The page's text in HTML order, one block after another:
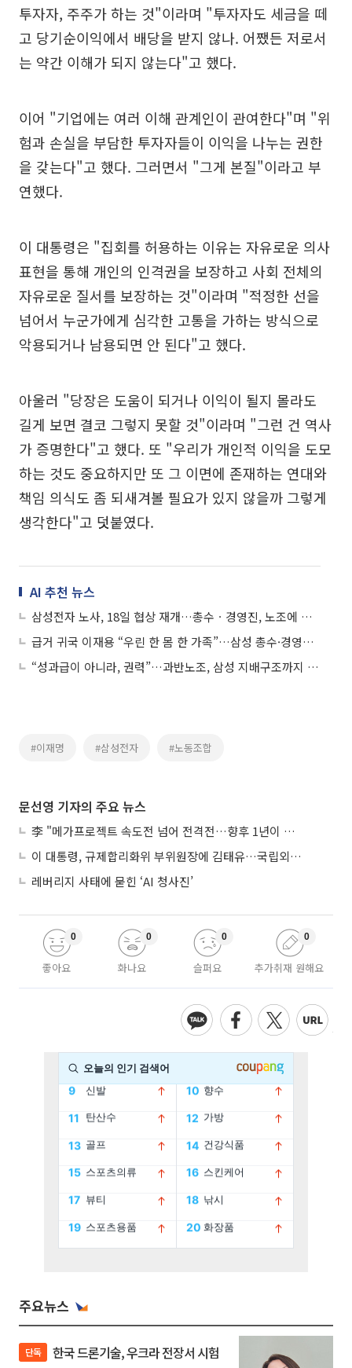
투자자, 주주가 하는 것"이라며 "투자자도 세금을 떼
고 당기순이익에서 배당을 받지 않나. 어쨌든 저로서
는 약간 이해가 되지 않는다"고 했다.
이어 "기업에는 여러 이해 관계인이 관여한다"며 "위
험과 손실을 부담한 투자자들이 이익을 나누는 권한
을 갖는다"고 했다. 그러면서 "그게 본질"이라고 부
연했다.
이 대통령은 "집회를 허용하는 이유는 자유로운 의사
표현을 통해 개인의 인격권을 보장하고 사회 전체의
자유로운 질서를 보장하는 것"이라며 "적정한 선을
넘어서 누군가에게 심각한 고통을 가하는 방식으로
악용되거나 남용되면 안 된다"고 했다.
아울러 "당장은 도움이 되거나 이익이 될지 몰라도
길게 보면 결코 그렇지 못할 것"이라며 "그런 건 역사
가 증명한다"고 했다. 또 "우리가 개인적 이익을 도모
하는 것도 중요하지만 또 그 이면에 존재하는 연대와
책임 의식도 좀 되새겨볼 필요가 있지 않을까 그렇게
생각한다"고 덧붙였다.
AI 추천 뉴스
삼성전자 노사, 18일 협상 재개…총수ㆍ경영진, 노조에 잇단 대화 손짓
급거 귀국 이재용 “우린 한 몸 한 가족”…삼성 총수·경영진, 노조에 잇단 대화 손짓
“성과급이 아니라, 권력”…과반노조, 삼성 지배구조까지 흔들 판
#이재명 #삼성전자 #노동조합
문선영 기자의 주요 뉴스
李 "메가프로젝트 속도전 넘어 전격전…향후 1년이 골든타임"
이 대통령, 규제합리화위 부위원장에 김태유…국립외교원장 김흥규
레버리지 사태에 묻힌 ‘AI 청사진’
좋아요
0
화나요
0
슬퍼요
0
추가취재 원해요
0
주요뉴스
단독